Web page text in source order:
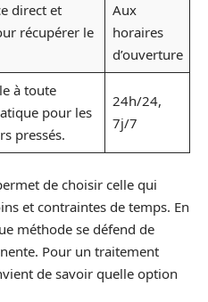
direct et
récupérer le
Aux
horaires
d’ouverture
à toute
pour les
pressés.
24h/24,
7j/7
de choisir celle qui
et contraintes de temps. En
méthode se défend de
Pour un traitement
de savoir quelle option